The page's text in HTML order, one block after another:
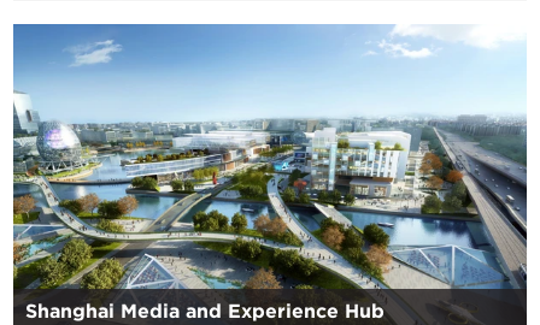
Shanghai Media and Experience Hub